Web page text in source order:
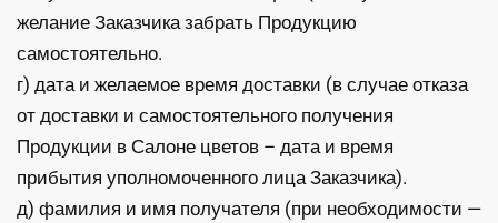
желание Заказчика забрать Продукцию
самостоятельно.
г) дата и желаемое время доставки (в случае отказа
от доставки и самостоятельного получения
Продукции в Салоне цветов – дата и время
прибытия уполномоченного лица Заказчика).
д) фамилия и имя получателя (при необходимости —